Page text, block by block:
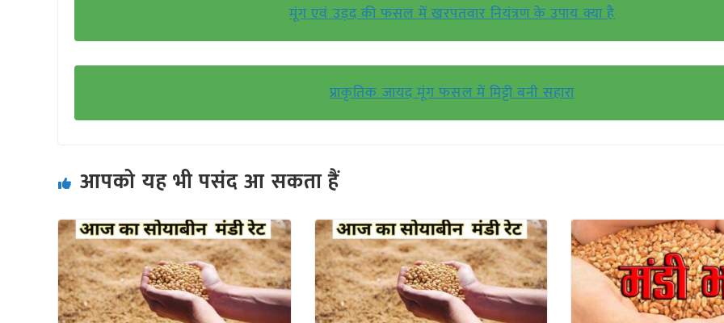
मूंग एवं उड़द की फसल में खरपतवार नियंत्रण के उपाय क्या है
प्राकृतिक जायद मूंग फसल में मिट्टी बनी सहारा
आपको यह भी पसंद आ सकता हैं